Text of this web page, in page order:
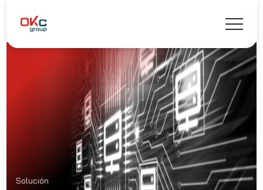
Solución